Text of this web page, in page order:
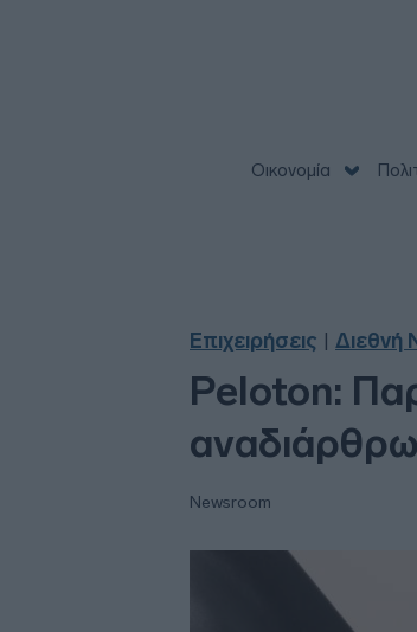
Οικονομία
Επιχειρήσεις Διεθνή
Peloton:
Newsroom